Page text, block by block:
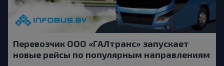
Перевозчик ООО «ГАЛтранс» запускает
новые рейсы по популярным направлениям